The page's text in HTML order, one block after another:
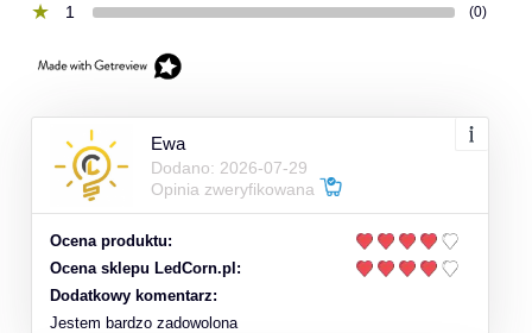
1 (0)
Ewa
Dodano: 2026-07-29
Opinia zweryfikowana
Ocena produktu:
Ocena sklepu LedCorn.pl:
Dodatkowy komentarz:
Jestem bardzo zadowolona